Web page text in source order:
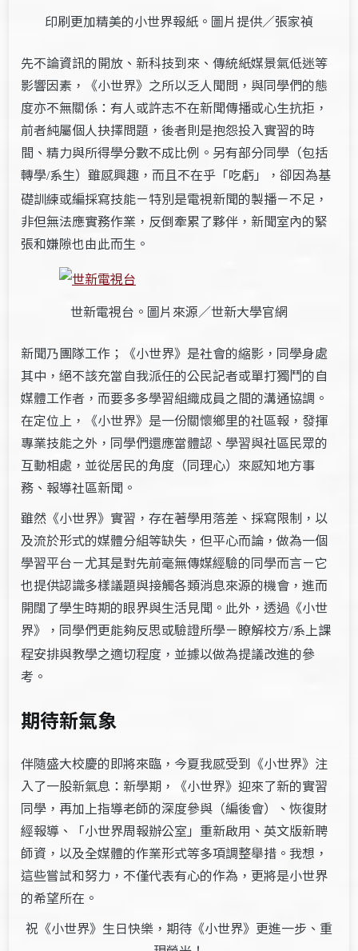
印刷更加精美的小世界報紙。圖片提供／張家禎
先不論資訊的開放、新科技到來、傳統紙媒景氣低迷等
影響因素，《小世界》之所以乏人聞問，與同學們的態
度亦不無關係：有人或許志不在新聞傳播或心生抗拒，
前者純屬個人抉擇問題，後者則是抱怨投入實習的時
間、精力與所得學分數不成比例。另有部分同學（包括
轉學/系生）雖感興趣，而且不在乎「吃虧」，卻因為基
礎訓練或編採寫技能－特別是電視新聞的製播－不足，
非但無法應實務作業，反倒牽累了夥伴，新聞室內的緊
張和嫌隙也由此而生。
世新電視台。圖片來源／世新大學官網
新聞乃團隊工作；《小世界》是社會的縮影，同學身處
其中，絕不該充當自我派任的公民記者或單打獨鬥的自
媒體工作者，而要多多學習組織成員之間的溝通協調。
在定位上，《小世界》是一份關懷鄉里的社區報，發揮
專業技能之外，同學們還應當體認、學習與社區民眾的
互動相處，並從居民的角度（同理心）來感知地方事
務、報導社區新聞。
雖然《小世界》實習，存在著學用落差、採寫限制，以
及流於形式的媒體分組等缺失，但平心而論，做為一個
學習平台－尤其是對先前毫無傳媒經驗的同學而言－它
也提供認識多樣議題與接觸各類消息來源的機會，進而
開闊了學生時期的眼界與生活見聞。此外，透過《小世
界》，同學們更能夠反思或驗證所學－瞭解校方/系上課
程安排與教學之適切程度，並據以做為提議改進的參
考。
期待新氣象
伴隨盛大校慶的即將來臨，今夏我感受到《小世界》注
入了一股新氣息：新學期，《小世界》迎來了新的實習
同學，再加上指導老師的深度參與（編後會）、恢復財
經報導、「小世界周報辦公室」重新啟用、英文版新聘
師資，以及全媒體的作業形式等多項調整舉措。我想，
這些嘗試和努力，不僅代表有心的作為，更將是小世界
的希望所在。
祝《小世界》生日快樂，期待《小世界》更進一步、重